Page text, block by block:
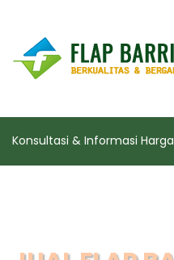
Konsultasi & Informasi Harga